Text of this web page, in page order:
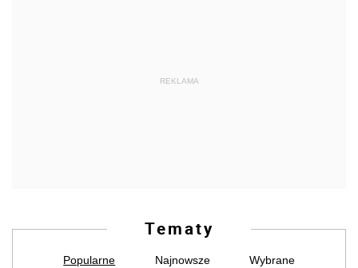
REKLAMA
Tematy
Popularne Najnowsze Wybrane